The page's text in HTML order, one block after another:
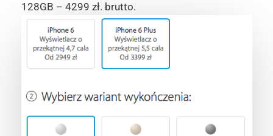
128GB – 4299 zł. brutto.